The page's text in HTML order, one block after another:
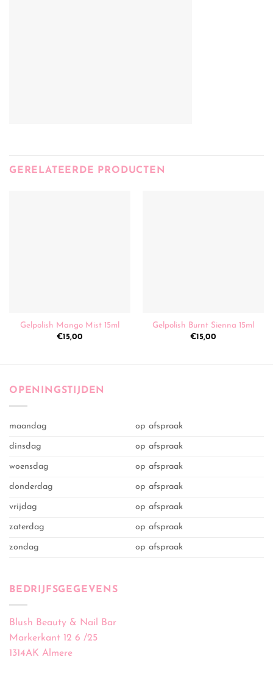
GERELATEERDE PRODUCTEN
Gelpolish Mango Mist 15ml
€15,00
Gelpolish Burnt Sienna 15ml
€15,00
OPENINGSTIJDEN
maandag op afspraak
dinsdag op afspraak
woensdag op afspraak
donderdag op afspraak
vrijdag op afspraak
zaterdag op afspraak
zondag op afspraak
BEDRIJFSGEGEVENS
Blush Beauty & Nail Bar
Markerkant 12 6 /25
1314AK Almere